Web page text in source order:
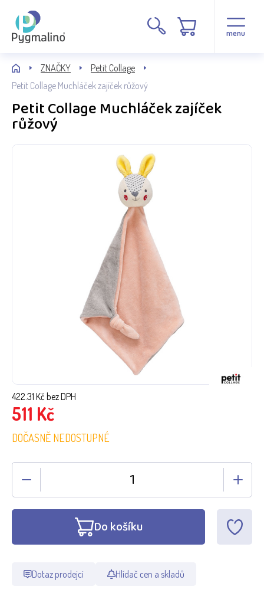
menu
ZNAČKY
Petit Collage
Petit Collage Muchláček zajíček růžový
Petit Collage Muchláček zajíček
růžový
422.31 Kč bez DPH
511 Kč
DOČASNĚ NEDOSTUPNÉ
Do košíku
Dotaz prodejci Hlídač cen a skladů